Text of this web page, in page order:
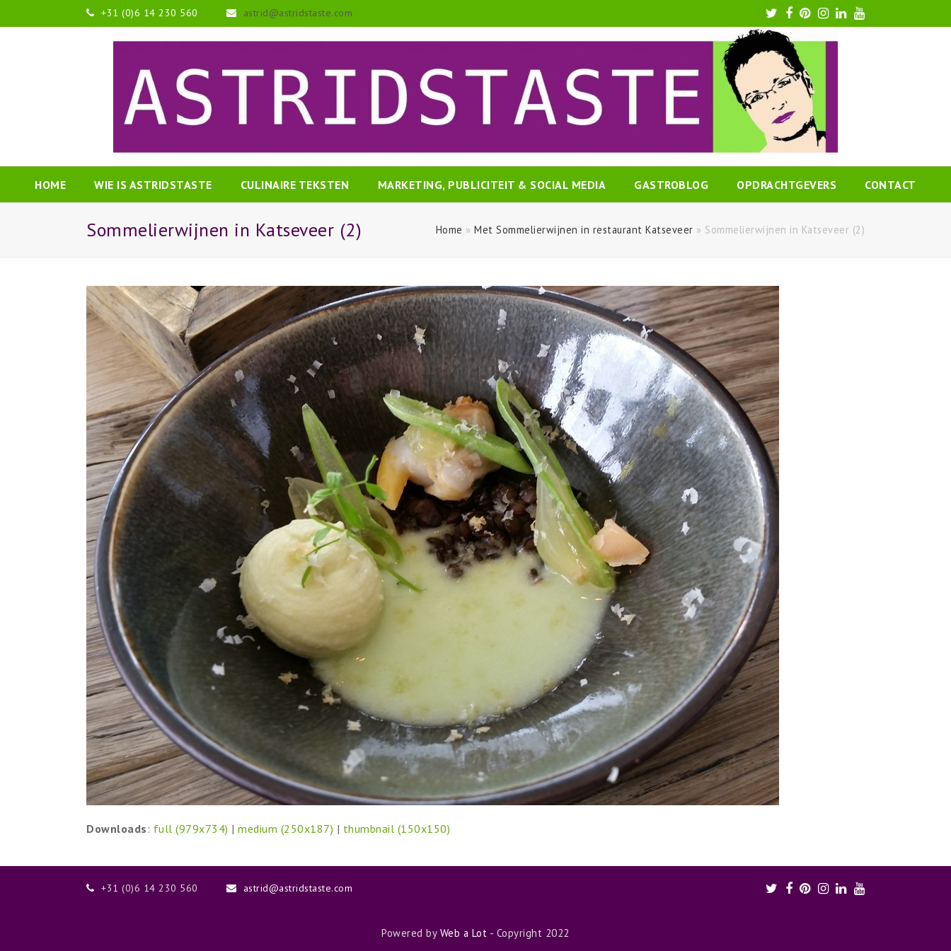
+31 (0)6 14 230 560 astrid@astridstaste.com Twitter
Facebook
Pinterest
Instagram
LinkedIn
Youtube
HOME WIE IS ASTRIDSTASTE CULINAIRE TEKSTEN MARKETING, PUBLICITEIT & SOCIAL MEDIA GASTROBLOG OPDRACHTGEVERS CONTACT
Sommelierwijnen in Katseveer (2) Home » Met Sommelierwijnen in restaurant Katseveer » Sommelierwijnen in Katseveer (2)
Downloads : full (979x734) | medium (250x187) | thumbnail (150x150)
+31 (0)6 14 230 560 astrid@astridstaste.com Twitter
Facebook
Pinterest
Instagram
LinkedIn
Youtube
Powered by Web a Lot - Copyright 2022